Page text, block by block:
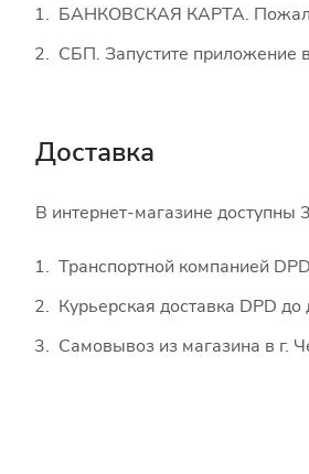
БАНКОВСКАЯ КАРТА.
СБП. Запустите приложение
Доставка
В интернет-магазине доступны
Транспортной компанией
Курьерская доставка DPD до
Самовывоз из магазина в г.